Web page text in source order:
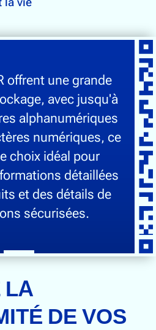
offrent une grande
avec jusqu'à
alphanumériques
numériques, ce
choix idéal pour
détaillées
et des détails de
sécurisées.
LA
DE VOS